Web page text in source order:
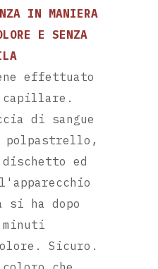
IN MANIERA
E SENZA
effettuato
capillare.
di sangue
polpastrello,
ed
si ha dopo
Sicuro.